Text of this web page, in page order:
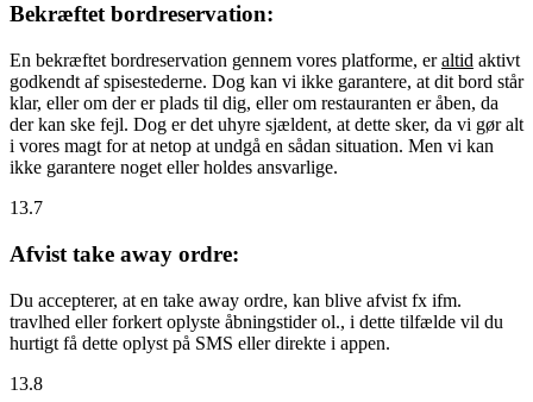
Bekræftet bordreservation:
En bekræftet bordreservation gennem vores platforme, eraltid aktivt
godkendt af spisestederne. Dog kan vi ikke garantere, at dit bord står
klar, eller om der er plads til dig, eller om restauranten er åben, da
der kan ske fejl. Dog er det uhyre sjældent, at dette sker, da vi gør alt
i vores magt for at netop at undgå en sådan situation. Men vi kan
ikke garantere noget eller holdes ansvarlige.
13.7
Afvist take away ordre:
Du accepterer, at en take away ordre, kan blive afvist fx ifm.
travlhed eller forkert oplyste åbningstider ol., i dette tilfælde vil du
hurtigt få dette oplyst på SMS eller direkte i appen.
13.8